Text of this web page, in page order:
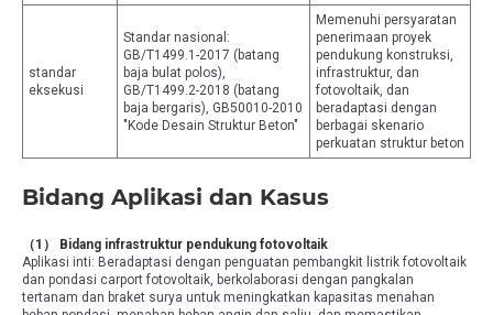
standar
eksekusi
Standar nasional:
GB/T1499.1-2017 (batang
baja bulat polos),
GB/T1499.2-2018 (batang
baja bergaris), GB50010-2010
"Kode Desain Struktur Beton"
Memenuhi persyaratan
penerimaan proyek
pendukung konstruksi,
infrastruktur, dan
fotovoltaik, dan
beradaptasi dengan
berbagai skenario
perkuatan struktur beton
Bidang Aplikasi dan Kasus
（1） Bidang infrastruktur pendukung fotovoltaik
Aplikasi inti: Beradaptasi dengan penguatan pembangkit listrik fotovoltaik
dan pondasi carport fotovoltaik, berkolaborasi dengan pangkalan
tertanam dan braket surya untuk meningkatkan kapasitas menahan